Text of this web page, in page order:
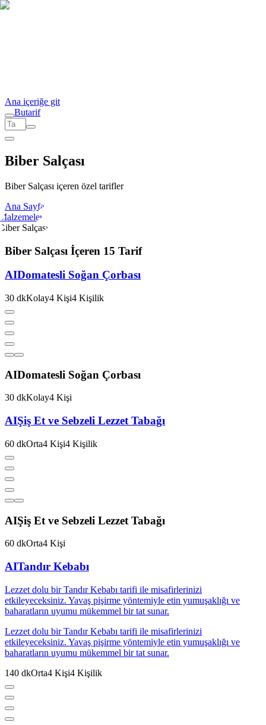
Ana içeriğe git
Butarif
Biber Salçası
Biber Salçası içeren özel tarifler
Ana Sayfa
Salçası
Biber Salçası İçeren 15 Tarif
AIDomatesli Soğan Çorbası
30 dkKolay4 Kişi4 Kişilik
AIDomatesli Soğan Çorbası
30 dkKolay4 Kişi
AIŞiş Et ve Sebzeli Lezzet Tabağı
60 dkOrta4 Kişi4 Kişilik
AIŞiş Et ve Sebzeli Lezzet Tabağı
60 dkOrta4 Kişi
AITandır Kebabı
Lezzet dolu bir Tandır Kebabı tarifi ile misafirlerinizi
etkileyeceksiniz. Yavaş pişirme yöntemiyle etin yumuşaklığı ve
baharatların uyumu mükemmel bir tat sunar.
Lezzet dolu bir Tandır Kebabı tarifi ile misafirlerinizi
etkileyeceksiniz. Yavaş pişirme yöntemiyle etin yumuşaklığı ve
baharatların uyumu mükemmel bir tat sunar.
140 dkOrta4 Kişi4 Kişilik